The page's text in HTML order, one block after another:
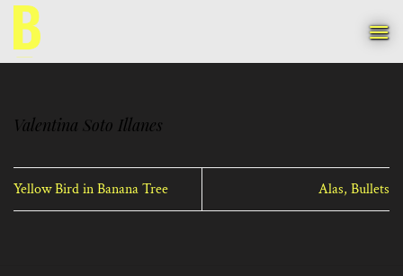
Skip
content
Valentina Soto Illanes
Yellow Bird in Banana Tree Alas, Bullets